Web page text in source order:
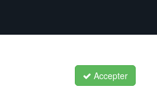
Conditions générales
Accepter